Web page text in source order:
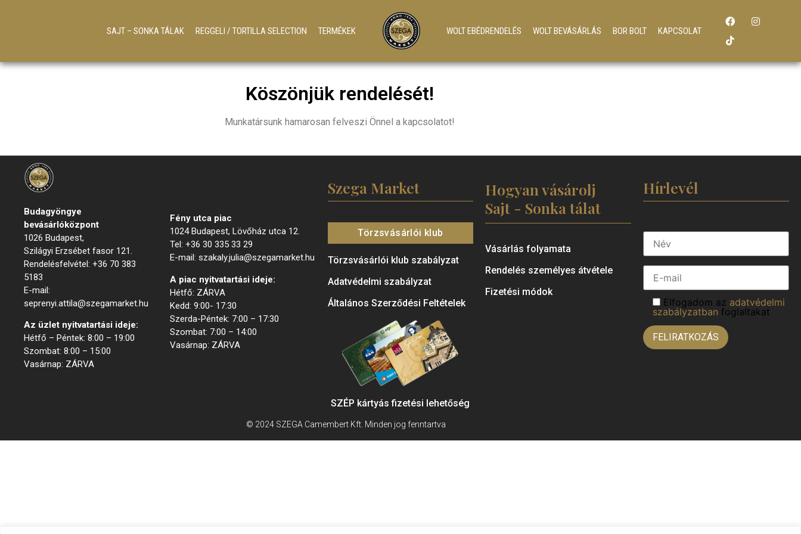
SAJT – SONKA TÁLAK REGGELI / TORTILLA SELECTION TERMÉKEK WOLT EBÉDRENDELÉS WOLT BEVÁSÁRLÁS BOR BOLT KAPCSOLAT
Köszönjük rendelését!
Munkatársunk hamarosan felveszi Önnel a kapcsolatot!
Budagyöngye
bevásárlóközpont
1026 Budapest,
Szilágyi Erzsébet fasor 121.
Rendelésfelvétel: +36 70 383
5183
E-mail:
seprenyi.attila@szegamarket.hu
Az üzlet nyitvatartási ideje:
Hétfő – Péntek: 8:00 – 19:00
Szombat: 8:00 – 15:00
Vasárnap: ZÁRVA
Fény utca piac
1024 Budapest, Lövőház utca 12.
Tel: +36 30 335 33 29
E-mail: szakaly.julia@szegamarket.hu
A piac nyitvatartási ideje:
Hétfő: ZÁRVA
Kedd: 9:00- 17:30
Szerda-Péntek: 7:00 – 17:30
Szombat: 7:00 – 14:00
Vasárnap: ZÁRVA
Szega Market
Törzsvásárlói klub
Törzsvásárlói klub szabályzat
Adatvédelmi szabályzat
Általános Szerződési Feltételek
SZÉP kártyás fizetési lehetőség
Hogyan vásárolj
Sajt - Sonka tálat
Vásárlás folyamata
Rendelés személyes átvétele
Fizetési módok
Hírlevél
Elfogadom az adatvédelmi
szabályzatban foglaltakat
© 2024 SZEGA Camembert Kft. Minden jog fenntartva